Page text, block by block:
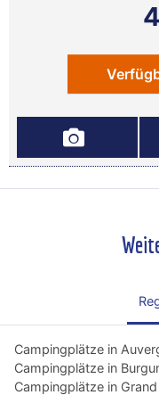
Campingplätze in
Campingplätze in
Campingplätze in